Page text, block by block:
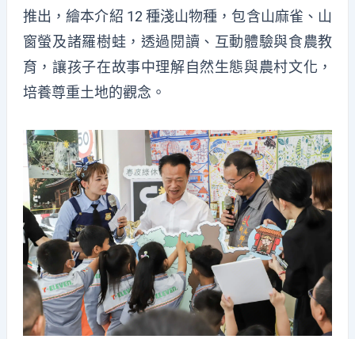
推出，繪本介紹 12 種淺山物種，包含山麻雀、山
窗螢及諸羅樹蛙，透過閱讀、互動體驗與食農教
育，讓孩子在故事中理解自然生態與農村文化，
培養尊重土地的觀念。